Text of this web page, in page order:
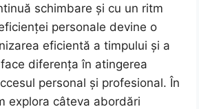
schimbare și cu un ritm
personale devine o
eficientă a timpului și a
diferența în atingerea
personal și profesional. În
explora câteva abordări